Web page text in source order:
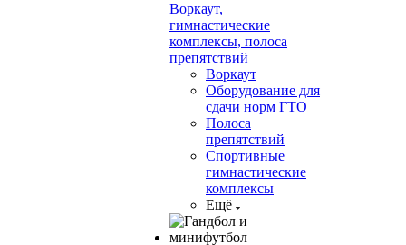
Воркаут,
гимнастические
комплексы, полоса
препятствий
Воркаут
Оборудование для
сдачи норм ГТО
Полоса
препятствий
Спортивные
гимнастические
комплексы
Ещё